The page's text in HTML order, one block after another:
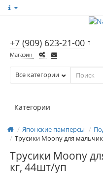
+7 (909) 623-21-00
Магазин
Все категории
Категории
Японские памперсы
Трусики Moony для
Трусики Moony
кг, 44шт/уп